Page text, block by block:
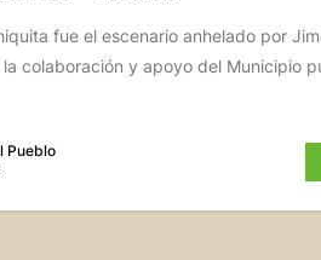
fue el escenario anhelado por
colaboración y apoyo del Municipio
Pueblo